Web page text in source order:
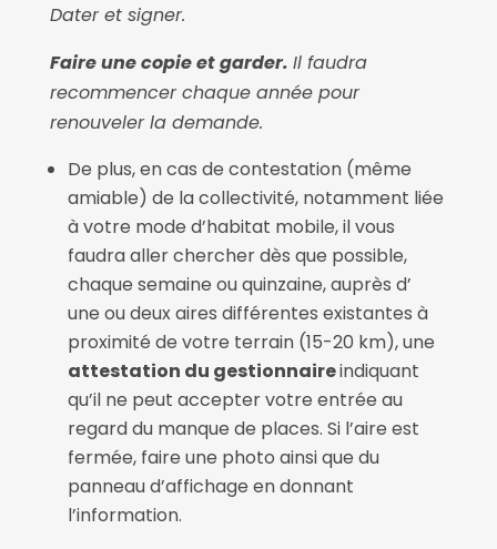
Dater et signer.
Faire une copie et garder. Il faudra
recommencer chaque année pour
renouveler la demande.
De plus, en cas de contestation (même
amiable) de la collectivité, notamment liée
à votre mode d’habitat mobile, il vous
faudra aller chercher dès que possible,
chaque semaine ou quinzaine, auprès d’
une ou deux aires différentes existantes à
proximité de votre terrain (15-20 km), une
attestation du gestionnaireindiquant
qu’il ne peut accepter votre entrée au
regard du manque de places. Si l’aire est
fermée, faire une photo ainsi que du
panneau d’affichage en donnant
l’information.